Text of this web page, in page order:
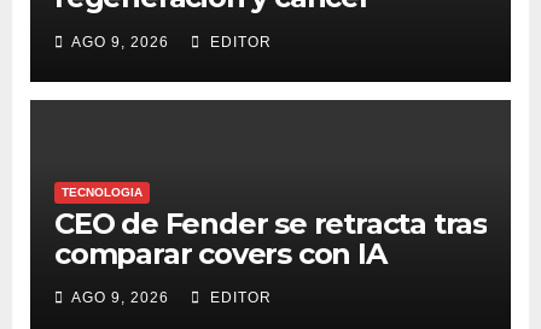
colorrectal
AGO 9, 2026 EDITOR
TECNOLOGIA
CEO de Fender se retracta tras
comparar covers con IA
AGO 9, 2026 EDITOR